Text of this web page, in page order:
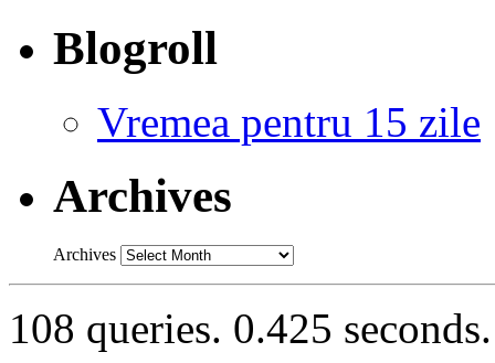
Blogroll
Vremea pentru 15 zile
Archives
Archives
108 queries. 0.425 seconds.